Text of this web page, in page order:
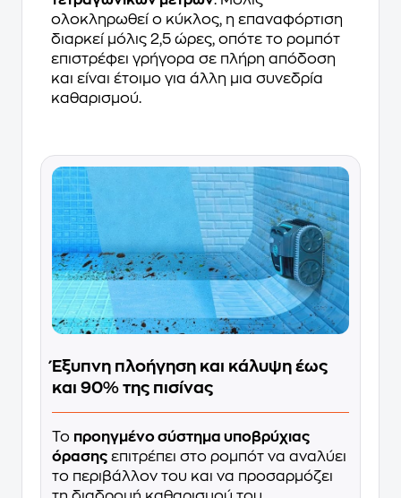
ολοκληρωθεί ο κύκλος, η επαναφόρτιση
διαρκεί μόλις 2,5 ώρες, οπότε το ρομπότ
επιστρέφει γρήγορα σε πλήρη απόδοση
και είναι έτοιμο για άλλη μια συνεδρία
καθαρισμού.
Έξυπνη πλοήγηση και κάλυψη έως
και 90% της πισίνας
Το προηγμένο σύστημα υποβρύχιας
όρασης επιτρέπει στο ρομπότ να αναλύει
το περιβάλλον του και να προσαρμόζει